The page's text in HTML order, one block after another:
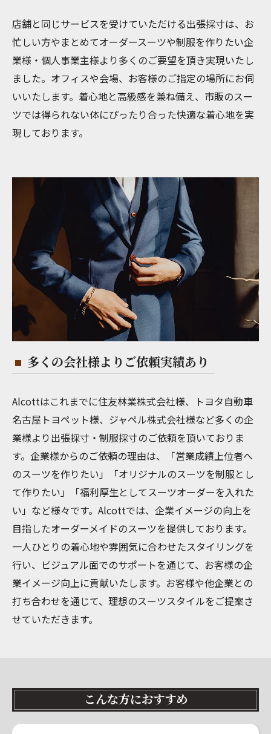
店舗と同じサービスを受けていただける出張採寸は、お
忙しい方やまとめてオーダースーツや制服を作りたい企
業様・個人事業主様より多くのご要望を頂き実現いたし
ました。オフィスや会場、お客様のご指定の場所にお伺
いいたします。着心地と高級感を兼ね備え、市販のスー
ツでは得られない体にぴったり合った快適な着心地を実
現しております。
多くの会社様よりご依頼実績あり
Alcottはこれまでに住友林業株式会社様、トヨタ自動車
名古屋トヨペット様、ジャペル株式会社様など多くの企
業様より出張採寸・制服採寸のご依頼を頂いておりま
す。企業様からのご依頼の理由は、「営業成績上位者へ
のスーツを作りたい」「オリジナルのスーツを制服とし
て作りたい」「福利厚生としてスーツオーダーを入れた
い」など様々です。Alcottでは、企業イメージの向上を
目指したオーダーメイドのスーツを提供しております。
一人ひとりの着心地や雰囲気に合わせたスタイリングを
行い、ビジュアル面でのサポートを通じて、お客様の企
業イメージ向上に貢献いたします。お客様や他企業との
打ち合わせを通じて、理想のスーツスタイルをご提案さ
せていただきます。
こんな方におすすめ